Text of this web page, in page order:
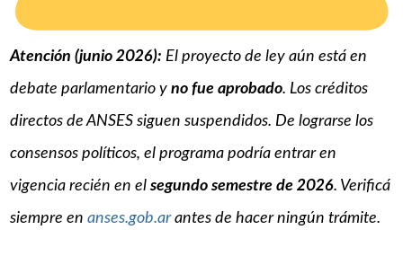
Atención (junio 2026): El proyecto de ley aún está en
debate parlamentario yno fue aprobado. Los créditos
directos de ANSES siguen suspendidos. De lograrse los
consensos políticos, el programa podría entrar en
vigencia recién en elsegundo semestre de 2026. Verificá
siempre enanses.gob.arantes de hacer ningún trámite.